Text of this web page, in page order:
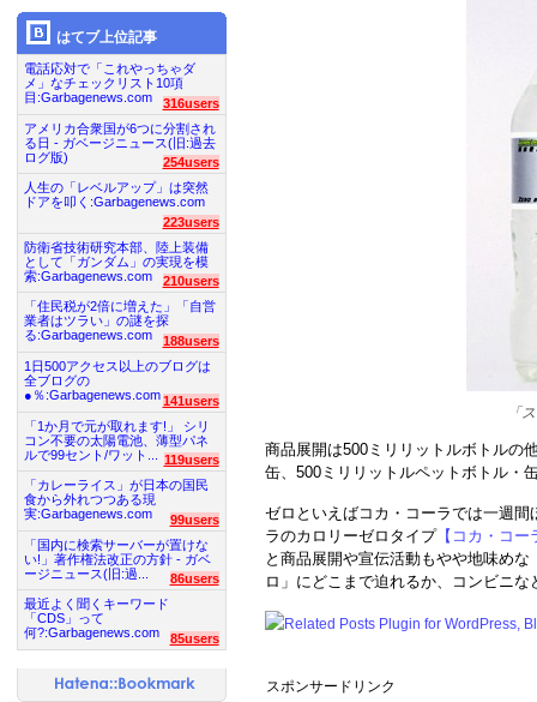
「
商品展開は500ミリリットルボトルの
缶、500ミリリットルペットボトル・
ゼロといえばコカ・コーラでは一週
ラのカロリーゼロタイプ【コカ・コー
と商品展開や宣伝活動もやや地味め
ロ」にどこまで迫れるか、コンビニ
スポンサードリンク
はてブ上位記事
電話応対で「これやっちゃダ
メ」なチェックリスト10項
目:Garbagenews.com
316users
アメリカ合衆国が6つに分割され
る日 - ガベージニュース(旧:過去
ログ版)
254users
人生の「レベルアップ」は突然
ドアを叩く:Garbagenews.com
223users
防衛省技術研究本部、陸上装備
として「ガンダム」の実現を模
索:Garbagenews.com
210users
「住民税が2倍に増えた」「自営
業者はツラい」の謎を探
る:Garbagenews.com
188users
1日500アクセス以上のブログは
全ブログの
●％:Garbagenews.com 141users
「1か月で元が取れます!」 シリ
コン不要の太陽電池、薄型パネ
ルで99セント/ワット...
119users
「カレーライス」が日本の国民
食から外れつつある現
実:Garbagenews.com
99users
「国内に検索サーバーが置けな
い!」著作権法改正の方針 - ガベ
ージニュース(旧:過...
86users
最近よく聞くキーワード
「CDS」って
何?:Garbagenews.com
85users